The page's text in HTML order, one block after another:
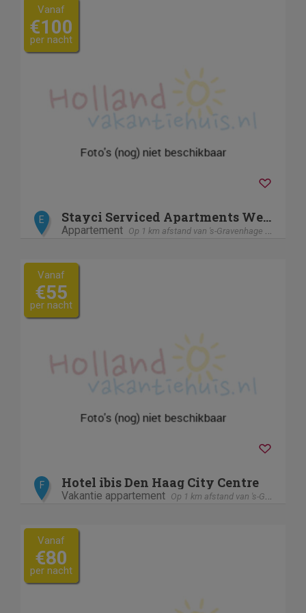
Vanaf
€100
per nacht
E Stayci Serviced Apartments Westeinde
Appartement Op 1 km afstand van 's-Gravenhage / Den Haag
Vanaf
€55
per nacht
F Hotel ibis Den Haag City Centre
Vakantie appartement Op 1 km afstand van 's-Gravenhage / Den Haag
Vanaf
€80
per nacht